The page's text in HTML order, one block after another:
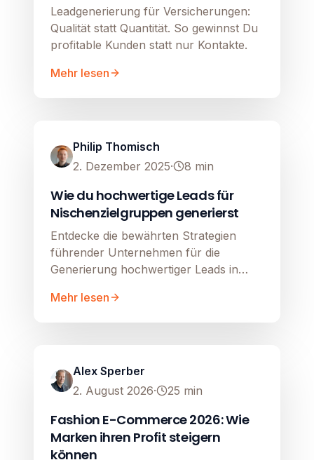
Leadgenerierung für Versicherungen:
Qualität statt Quantität. So gewinnst Du
profitable Kunden statt nur Kontakte.
Mehr lesen
Philip Thomisch
2. Dezember 2025· 8 min
Wie du hochwertige Leads für
Nischenzielgruppen generierst
Entdecke die bewährten Strategien
führender Unternehmen für die
Generierung hochwertiger Leads in
Mehr lesen
Alex Sperber
2. August 2026· 25 min
Fashion E-Commerce 2026: Wie
Marken ihren Profit steigern
können